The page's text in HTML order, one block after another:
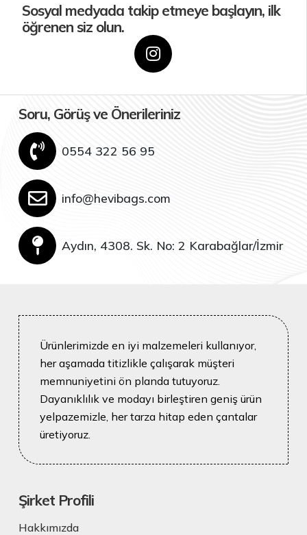
Sosyal medyada takip etmeye başlayın, ilk
öğrenen siz olun.
Soru, Görüş ve Önerileriniz
0554 322 56 95
info@hevibags.com
Aydın, 4308. Sk. No: 2 Karabağlar/İzmir
Ürünlerimizde en iyi malzemeleri kullanıyor,
her aşamada titizlikle çalışarak müşteri
memnuniyetini ön planda tutuyoruz.
Dayanıklılık ve modayı birleştiren geniş ürün
yelpazemizle, her tarza hitap eden çantalar
üretiyoruz.
Şirket Profili
Hakkımızda